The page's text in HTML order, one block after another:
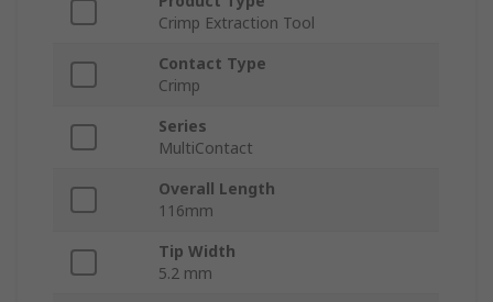
Crimp Extraction Tool
Contact Type
Crimp
Series
MultiContact
Overall Length
116mm
Tip Width
5.2 mm